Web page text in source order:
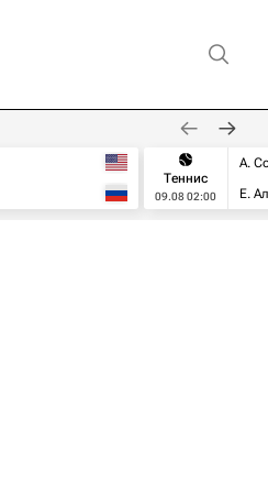
Теннис
09.08 02:00
А.
Е.